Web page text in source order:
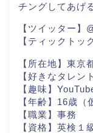
チングしてあげ
【ツイッター】
【ティックトッ
【所在地】東京
【好きなタレン
【趣味】
【年齢】16歳（
【職業】事務
【資格】英検１